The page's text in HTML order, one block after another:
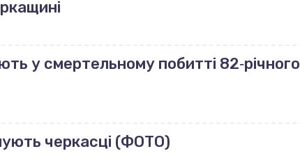
у смертельному побитті 82‐річного
черкасці (ФОТО)